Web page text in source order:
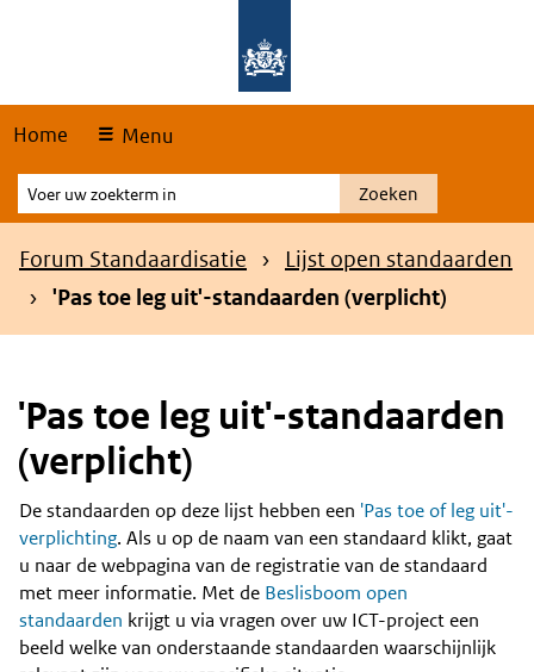
Home Menu
Voer
uw
zoekterm
Zoeken
Kruimelpad
Forum Standaardisatie
Lijst open standaarden
'Pas toe leg uit'-standaarden (verplicht)
'Pas toe leg uit'-standaarden
(verplicht)
Content
De standaarden op deze lijst hebben een 'Pas toe of leg uit'-
verplichting. Als u op de naam van een standaard klikt, gaat
u naar de webpagina van de registratie van de standaard
met meer informatie. Met de Beslisboom open
standaarden krijgt u via vragen over uw ICT-project een
beeld welke van onderstaande standaarden waarschijnlijk